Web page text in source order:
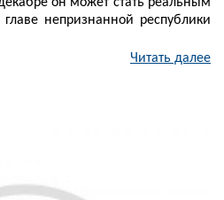
непризнанной республики
Читать далее